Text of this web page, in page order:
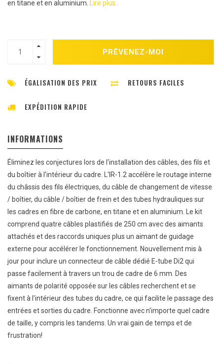
en titane et en aluminium. Lire plus..
PRÉVENEZ-MOI
ÉGALISATION DES PRIX RETOURS FACILES
EXPÉDITION RAPIDE
INFORMATIONS
Éliminez les conjectures lors de l'installation des câbles, des fils et
du boîtier à l'intérieur du cadre. L'IR-1.2 accélère le routage interne
du châssis des fils électriques, du câble de changement de vitesse
/ boîtier, du câble / boîtier de frein et des tubes hydrauliques sur
les cadres en fibre de carbone, en titane et en aluminium. Le kit
comprend quatre câbles plastifiés de 250 cm avec des aimants
attachés et des raccords uniques plus un aimant de guidage
externe pour accélérer le fonctionnement. Nouvellement mis à
jour pour inclure un connecteur de câble dédié E-tube Di2 qui
passe facilement à travers un trou de cadre de 6 mm. Des
aimants de polarité opposée sur les câbles recherchent et se
fixent à l'intérieur des tubes du cadre, ce qui facilite le passage des
entrées et sorties du cadre. Fonctionne avec n'importe quel cadre
de taille, y compris les tandems. Un vrai gain de temps et de
frustration!